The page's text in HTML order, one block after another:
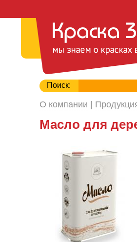
Поиск:
О компании
Масло для